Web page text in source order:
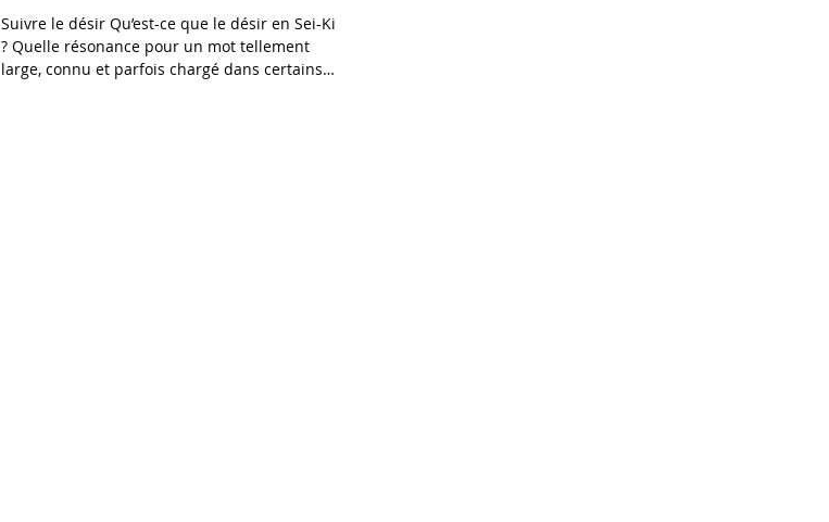
Suivre le désir Qu’est-ce que le désir en Sei-Ki
? Quelle résonance pour un mot tellement
large, connu et parfois chargé dans certains